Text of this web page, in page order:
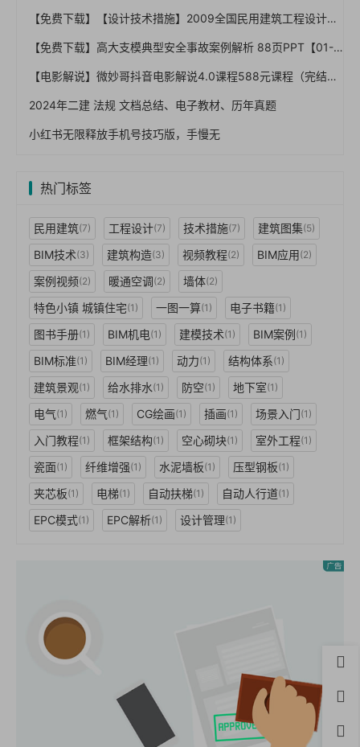
【免费下载】【设计技术措施】2009全国民用建筑工程设计技术措施-规划建筑景观
【免费下载】高大支模典型安全事故案例解析 88页PPT【01-0022】
【电影解说】微妙哥抖音电影解说4.0课程588元课程（完结）
2024年二建 法规 文档总结、电子教材、历年真题
小红书无限释放手机号技巧版，手慢无
热门标签
民用建筑(7) 工程设计(7) 技术措施(7) 建筑图集(5)
BIM技术(3) 建筑构造(3) 视频教程(2) BIM应用(2)
案例视频(2) 暖通空调(2) 墙体(2)
特色小镇 城镇住宅(1) 一图一算(1) 电子书籍(1)
图书手册(1) BIM机电(1) 建模技术(1) BIM案例(1)
BIM标准(1) BIM经理(1) 动力(1) 结构体系(1)
建筑景观(1) 给水排水(1) 防空(1) 地下室(1)
电气(1) 燃气(1) CG绘画(1) 插画(1) 场景入门(1)
入门教程(1) 框架结构(1) 空心砌块(1) 室外工程(1)
瓷面(1) 纤维增强(1) 水泥墙板(1) 压型钢板(1)
夹芯板(1) 电梯(1) 自动扶梯(1) 自动人行道(1)
EPC模式(1) EPC解析(1) 设计管理(1)